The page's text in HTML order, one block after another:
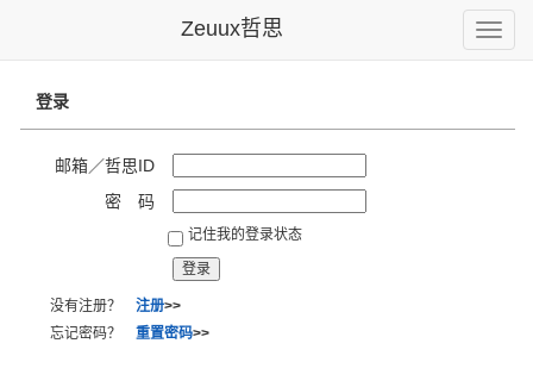
Toggle
Zeuux哲思
登录
邮箱／哲思ID
密 码
记住我的登录状态
没有注册？ 注册>>
忘记密码？ 重置密码>>